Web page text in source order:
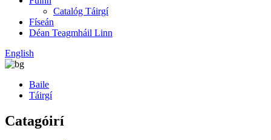
Catalóg Táirgí
Físeán
Déan Teagmháil Linn
English
Baile
Táirgí
Catagóirí